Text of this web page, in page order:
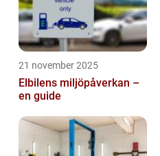
21 november 2025
Elbilens miljöpåverkan –
en guide